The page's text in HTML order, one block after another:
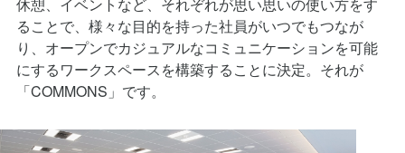
ることで、様々な目的を持った社員がいつでもつなが
り、オープンでカジュアルなコミュニケーションを可能
にするワークスペースを構築することに決定。それが
「COMMONS」です。